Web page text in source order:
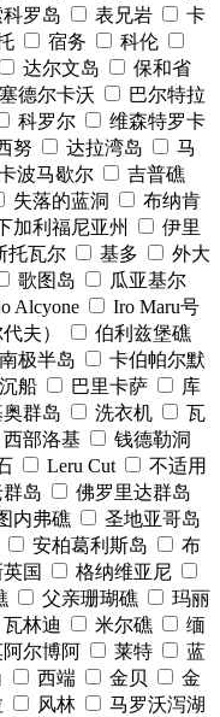
罗岛 表兄岩
卡
宿务
科伦
达尔文岛
保和省
德尔卡沃
巴尔特拉
科罗尔
维森特罗卡
努 达拉湾岛
马
波马歇尔
吉普礁
失落的蓝洞
布纳肯
加利福尼亚州
伊里
托瓦尔 基多
外大
歌图岛
瓜亚基尔
Alcyone
Iro Maru号
夫）
伯利兹堡礁
南极半岛
卡伯帕尔默
船 巴里卡萨
库
群岛 洗衣机
瓦
西部洛基
钱德勒洞
Leru Cut
不适用
岛
佛罗里达群岛
内弗礁
圣地亚哥岛
安柏葛利斯岛
布
英国
格纳维亚尼
父亲珊瑚礁
玛丽
瓦林迪 米尔礁
缅
阿尔博阿 莱特
蓝
西端 金贝
金
风林
马罗沃泻湖